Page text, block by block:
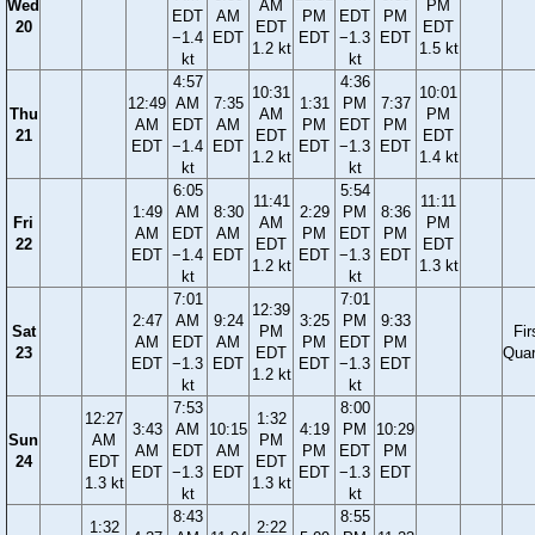
Wed
20
EDT
−1.4
kt
AM
EDT
AM
EDT
1.2 kt
PM
EDT
EDT
−1.3
kt
PM
EDT
PM
EDT
1.5 kt
Thu
21
12:49
AM
EDT
4:57
AM
EDT
−1.4
kt
7:35
AM
EDT
10:31
AM
EDT
1.2 kt
1:31
PM
EDT
4:36
PM
EDT
−1.3
kt
7:37
PM
EDT
10:01
PM
EDT
1.4 kt
Fri
22
1:49
AM
EDT
6:05
AM
EDT
−1.4
kt
8:30
AM
EDT
11:41
AM
EDT
1.2 kt
2:29
PM
EDT
5:54
PM
EDT
−1.3
kt
8:36
PM
EDT
11:11
PM
EDT
1.3 kt
Sat
23
2:47
AM
EDT
7:01
AM
EDT
−1.3
kt
9:24
AM
EDT
12:39
PM
EDT
1.2 kt
3:25
PM
EDT
7:01
PM
EDT
−1.3
kt
9:33
PM
EDT
Sun
24
12:27
AM
EDT
1.3 kt
3:43
AM
EDT
7:53
AM
EDT
−1.3
kt
10:15
AM
EDT
1:32
PM
EDT
1.3 kt
4:19
PM
EDT
8:00
PM
EDT
−1.3
kt
10:29
PM
EDT
1:32
8:43
2:22
8:55